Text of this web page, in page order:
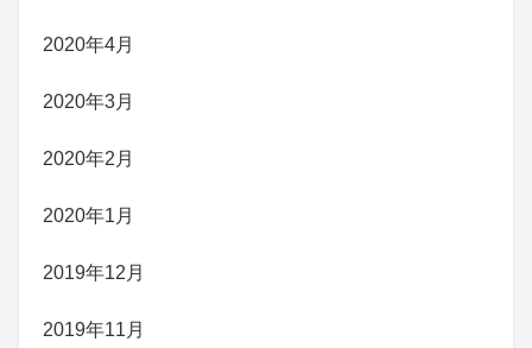
2020年4月
2020年3月
2020年2月
2020年1月
2019年12月
2019年11月